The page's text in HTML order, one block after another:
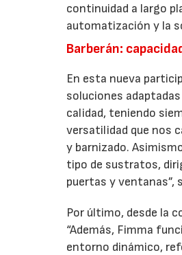
continuidad a largo
automatización y la
Barberán:
En esta nueva
soluciones
calidad, teniendo
versatilidad que nos
y barnizado.
tipo de sustratos,
puertas y ventanas”,
Por último, desde la
“Además, Fimma
entorno dinámico,